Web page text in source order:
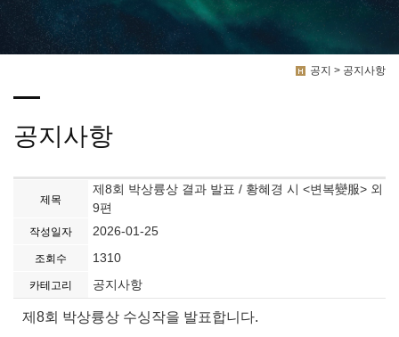
공지 > 공지사항
공지사항
제목
제8회 박상륭상 결과 발표 / 황혜경 시 <변복變服> 외
9편
작성일자 2026-01-25
조회수 1310
카테고리 공지사항
제8회 박상륭상 수싱작을 발표합니다.